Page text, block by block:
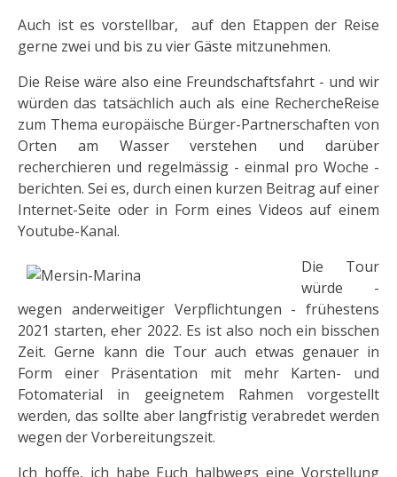
Auch ist es vorstellbar, auf den Etappen der Reise
gerne zwei und bis zu vier Gäste mitzunehmen.
Die Reise wäre also eine Freundschaftsfahrt - und wir
würden das tatsächlich auch als eine RechercheReise
zum Thema europäische Bürger-Partnerschaften von
Orten am Wasser verstehen und darüber
recherchieren und regelmässig - einmal pro Woche -
berichten. Sei es, durch einen kurzen Beitrag auf einer
Internet-Seite oder in Form eines Videos auf einem
Youtube-Kanal.
Die Tour
würde -
wegen anderweitiger Verpflichtungen - frühestens
2021 starten, eher 2022. Es ist also noch ein bisschen
Zeit. Gerne kann die Tour auch etwas genauer in
Form einer Präsentation mit mehr Karten- und
Fotomaterial in geeignetem Rahmen vorgestellt
werden, das sollte aber langfristig verabredet werden
wegen der Vorbereitungszeit.
Ich hoffe, ich habe Euch halbwegs eine Vorstellung